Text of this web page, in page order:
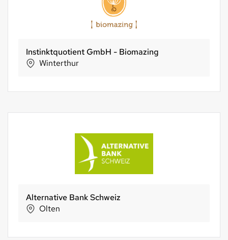
Integral Bio-Laden
Burgdorf
Farfalla Essentials AG
Uster